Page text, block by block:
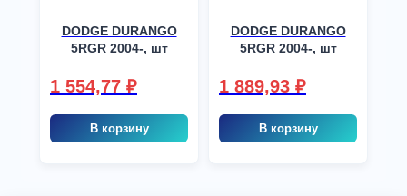
DODGE DURANGO
5RGR 2004-, шт
1 554,77 ₽
В корзину
DODGE DURANGO
5RGR 2004-, шт
1 889,93 ₽
В корзину